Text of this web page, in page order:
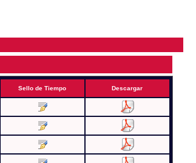
Sello de Tiempo Descargar